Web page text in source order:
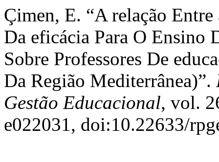
Çimen, E. “A relação
Da eficácia Para O Ensino
Sobre Professores De
Da Região Mediterrânea)”.
Gestão Educacional, vol.
e022031, doi:10.22633/